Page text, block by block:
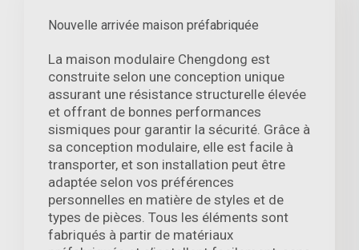
Nouvelle arrivée maison préfabriquée
La maison modulaire Chengdong est
construite selon une conception unique
assurant une résistance structurelle élevée
et offrant de bonnes performances
sismiques pour garantir la sécurité. Grâce à
sa conception modulaire, elle est facile à
transporter, et son installation peut être
adaptée selon vos préférences
personnelles en matière de styles et de
types de pièces. Tous les éléments sont
fabriqués à partir de matériaux